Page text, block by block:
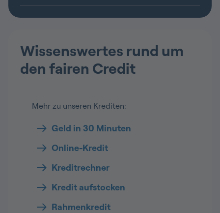
Wissenswertes rund um
den fairen Credit
Mehr zu unseren Krediten:
Geld in 30 Minuten
Online-Kredit
Kreditrechner
Kredit aufstocken
Rahmenkredit